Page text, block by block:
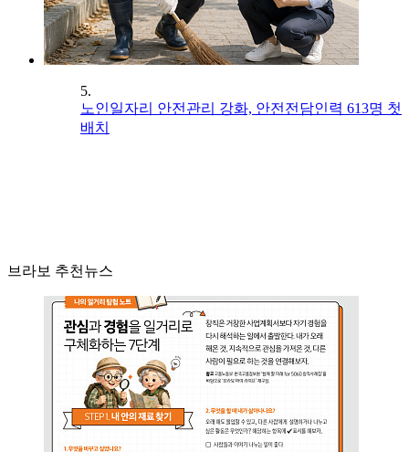
5.
노인일자리 안전관리 강화, 안전전담인력 613명 첫
배치
브라보 추천뉴스